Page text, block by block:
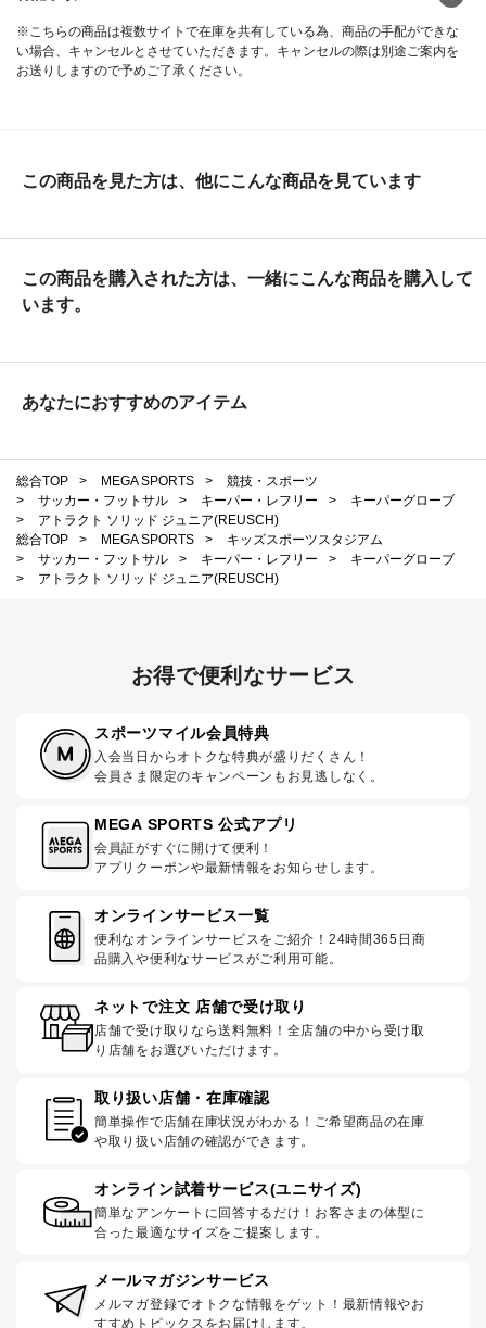
※こちらの商品は複数サイトで在庫を共有している為、商品の手配ができな
い場合、キャンセルとさせていただきます。キャンセルの際は別途ご案内を
お送りしますので予めご了承ください。
この商品を見た方は、他にこんな商品を見ています
この商品を購入された方は、一緒にこんな商品を購入して
います。
あなたにおすすめのアイテム
総合TOP > MEGA SPORTS >
競技・スポーツ
>
サッカー・フットサル > キーパー・レフリー >
キーパーグローブ
>
アトラクト ソリッド ジュニア(REUSCH)
総合TOP
> MEGA SPORTS >
キッズスポーツスタジアム
>
サッカー・フットサル > キーパー・レフリー >
キーパーグローブ
>
アトラクト ソリッド ジュニア(REUSCH)
お得で便利なサービス
スポーツマイル会員特典
入会当日からオトクな特典が盛りだくさん！
会員さま限定のキャンペーンもお見逃しなく。
MEGA SPORTS 公式アプリ
会員証がすぐに開けて便利！
アプリクーポンや最新情報をお知らせします。
オンラインサービス一覧
便利なオンラインサービスをご紹介！24時間365日商
品購入や便利なサービスがご利用可能。
ネットで注文 店舗で受け取り
店舗で受け取りなら送料無料！全店舗の中から受け取
り店舗をお選びいただけます。
取り扱い店舗・在庫確認
簡単操作で店舗在庫状況がわかる！ご希望商品の在庫
や取り扱い店舗の確認ができます。
オンライン試着サービス(ユニサイズ)
簡単なアンケートに回答するだけ！お客さまの体型に
合った最適なサイズをご提案します。
メールマガジンサービス
メルマガ登録でオトクな情報をゲット！最新情報やお
すすめトピックスをお届けします。